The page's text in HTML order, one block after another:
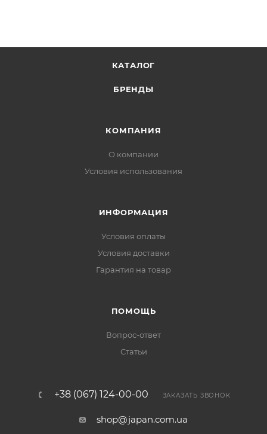
КАТАЛОГ
БРЕНДЫ
КОМПАНИЯ
О компании
Условия использования
ИНФОРМАЦИЯ
Условия оплаты
Условия доставки
Гарантия на товар
ПОМОЩЬ
Вопрос-ответ
Статьи
+38 (067) 124-00-00 ЗАКАЗАТЬ ЗВОНОК
shop@japan.com.ua